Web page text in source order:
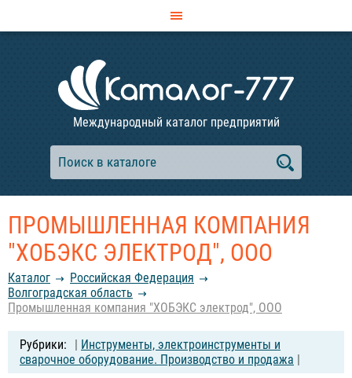
Международный каталог предприятий
ПРОМЫШЛЕННАЯ КОМПАНИЯ
"ХОБЭКС ЭЛЕКТРОД", ООО
Каталог
Российcкая Федерация
Волгоградская область
Промышленная компания "ХОБЭКС электрод", ООО
| Инструменты, электроинструменты и
сварочное оборудование. Производство и продажа |